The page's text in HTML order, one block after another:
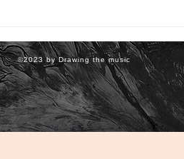
©2023 by Drawing the music